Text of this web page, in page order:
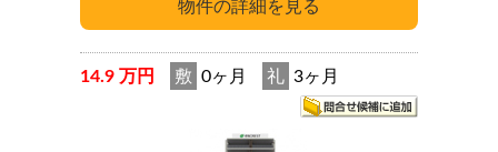
14.9 万円 敷 0ヶ月 礼 3ヶ月